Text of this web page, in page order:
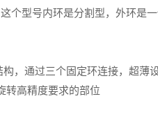
个型号内环是分割型，外环是
，通过三个固定环连接，超薄
转高精度要求的部位